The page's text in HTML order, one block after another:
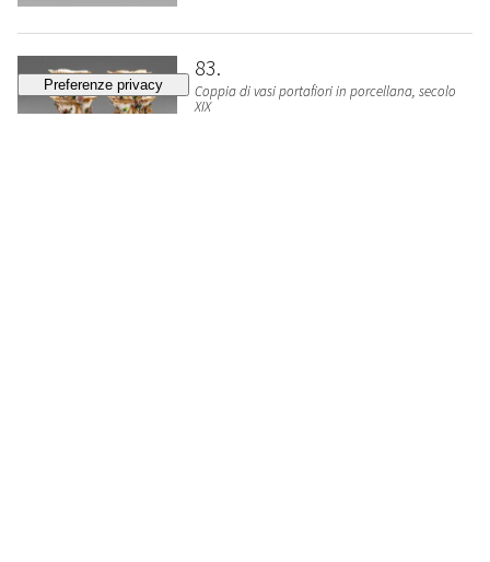
83
Coppia di vasi portafiori in porcellana, secolo
XIX